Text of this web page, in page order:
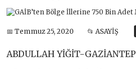
📅 Temmuz 25, 2020 📂 ASAYİŞ
ABDULLAH YİĞİT-GAZİANTEP